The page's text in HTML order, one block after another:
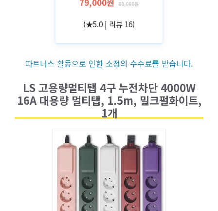
89,000원
(★5.0 | 리뷰 16)
파트너스 활동으로 인한 소정의 수수료를 받습니다.
LS 고용량멀티탭 4구 누전차단 4000W
16A 대용량 멀티탭, 1.5m, 밀크펄화이트,
1개